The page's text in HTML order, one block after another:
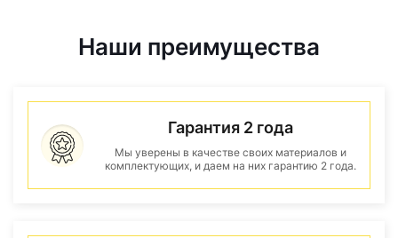
Наши преимущества
Гарантия 2 года
Мы уверены в качестве своих материалов и
комплектующих, и даем на них гарантию 2 года.